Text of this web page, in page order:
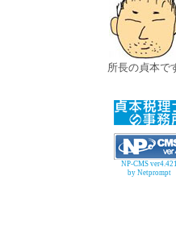
所長の貞本で
NP-CMS ver4.421
by Netprompt